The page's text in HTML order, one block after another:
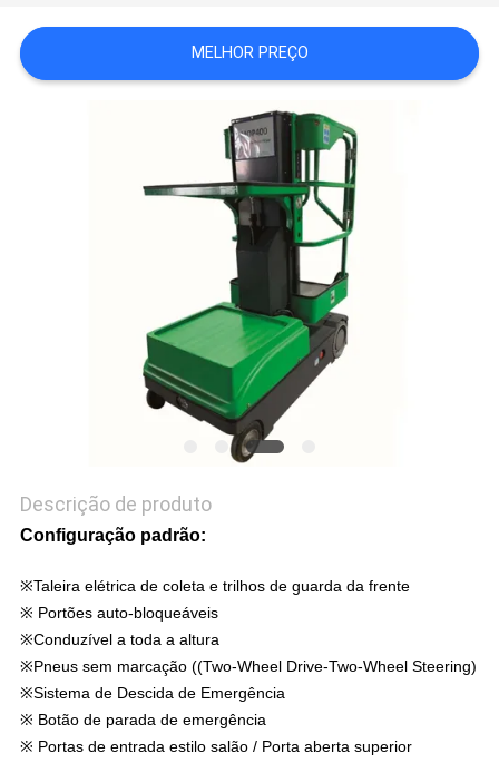
NOTÍCIAS
SOLICITE UM
PRIVACIDADE
MELHOR PREÇO
Descrição de produto
Configuração padrão:
※Taleira elétrica de coleta e trilhos de guarda da frente
※ Portões auto-bloqueáveis
※Conduzível a toda a altura
※Pneus sem marcação ((Two-Wheel Drive-Two-Wheel Steering)
※Sistema de Descida de Emergência
※ Botão de parada de emergência
※ Portas de entrada estilo salão / Porta aberta superior